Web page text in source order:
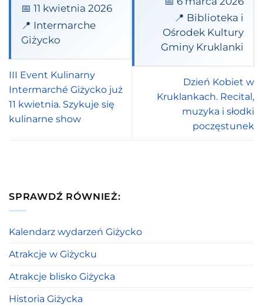
📅 11 kwietnia 2026
📍 Intermarche
Giżycko
III Event Kulinarny
Intermarché Giżycko już
11 kwietnia. Szykuje się
kulinarne show
📍 Biblioteka i
Ośrodek Kultury
Gminy Kruklanki
Dzień Kobiet w
Kruklankach. Recital,
muzyka i słodki
poczęstunek
SPRAWDŹ RÓWNIEŻ:
Kalendarz wydarzeń Giżycko
Atrakcje w Giżycku
Atrakcje blisko Giżycka
Historia Giżycka